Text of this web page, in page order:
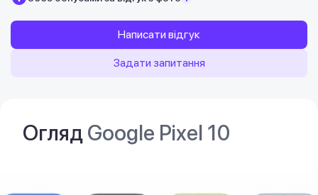
Написати відгук
Задати запитання
ОглядGoogle Pixel 10